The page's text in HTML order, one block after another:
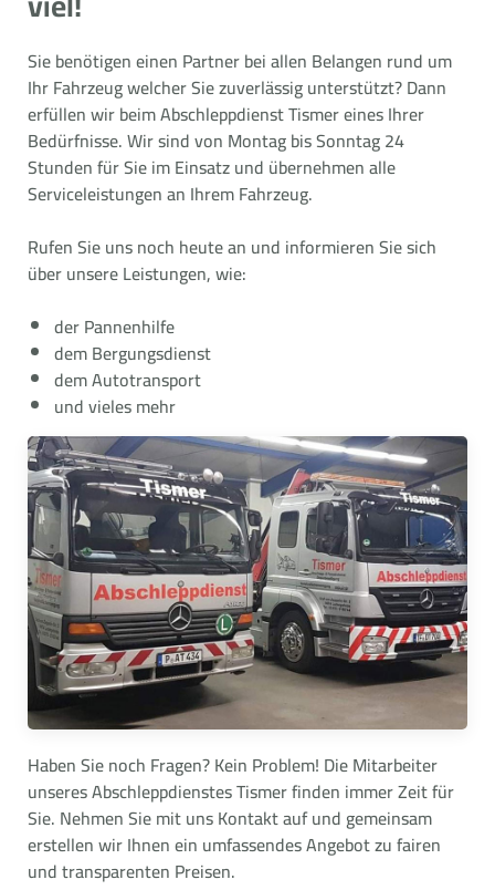
Sie benötigen einen Partner bei allen Belangen rund um
Ihr Fahrzeug welcher Sie zuverlässig unterstützt? Dann
erfüllen wir beim Abschleppdienst Tismer eines Ihrer
Bedürfnisse. Wir sind von Montag bis Sonntag 24
Stunden für Sie im Einsatz und übernehmen alle
Serviceleistungen an Ihrem Fahrzeug.
Rufen Sie uns noch heute an und informieren Sie sich
über unsere Leistungen, wie:
der Pannenhilfe
dem Bergungsdienst
dem Autotransport
und vieles mehr
Haben Sie noch Fragen? Kein Problem! Die Mitarbeiter
unseres Abschleppdienstes Tismer finden immer Zeit für
Sie. Nehmen Sie mit uns Kontakt auf und gemeinsam
erstellen wir Ihnen ein umfassendes Angebot zu fairen
und transparenten Preisen.